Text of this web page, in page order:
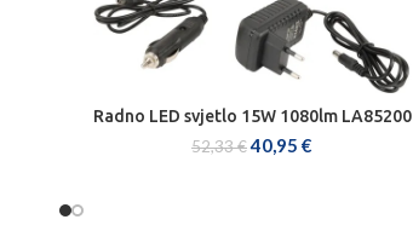
DODAJ U KOŠARICU
Radno LED svjetlo 15W 1080lm LA85200
52,33€40,95 €